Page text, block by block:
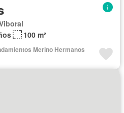
100 m²
Merino Hermanos